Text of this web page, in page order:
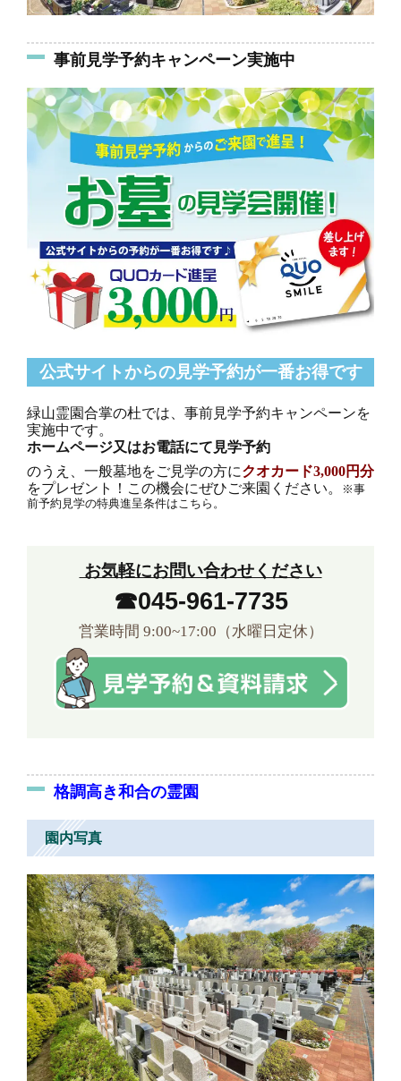
事前見学予約キャンペーン実施中
公式サイトからの見学予約が一番お得です
緑山霊園合掌の杜では、事前見学予約キャンペーンを
実施中です。
ホームページ又はお電話にて見学予約
のうえ、一般墓地をご見学の方にクオカード3,000円分
をプレゼント！この機会にぜひご来園ください。
※事
前予約見学の特典進呈条件はこちら 。
お気軽にお問い合わせください
☎045-961-7735
営業時間 9:00~17:00（水曜日定休）
格調高き和合の霊園
園内写真